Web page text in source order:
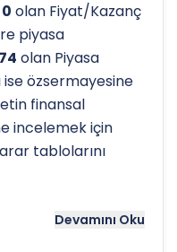
0 olan Fiyat/Kazanç
piyasa
olan Piyasa
özsermayesine
finansal
incelemek için
tablolarını
ve potansiyelDevamını Oku